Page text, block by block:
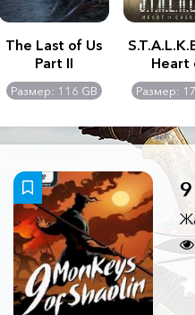
The Last of Us
Part II
Remastered
Размер: 116 GB
Heart
Ultimate
Размер: